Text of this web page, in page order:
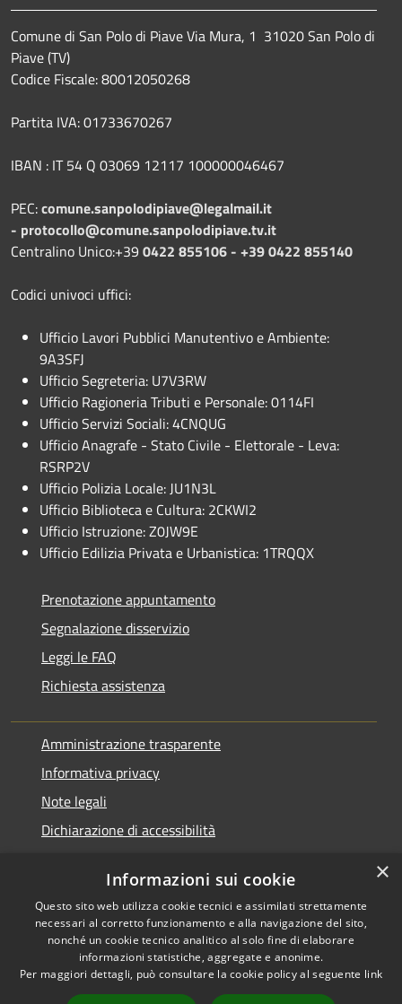
Comune di San Polo di Piave Via Mura, 1 31020 San Polo di
Piave (TV)
Codice Fiscale: 80012050268
Partita IVA: 01733670267
IBAN : IT 54 Q 03069 12117 100000046467
PEC:comune.sanpolodipiave@legalmail.it
- protocollo@comune.sanpolodipiave.tv.it
Centralino Unico:+39 0422 855106 - +39 0422 855140
Codici univoci uffici:
Ufficio Lavori Pubblici Manutentivo e Ambiente:
9A3SFJ
Ufficio Segreteria: U7V3RW
Ufficio Ragioneria Tributi e Personale: 0114FI
Ufficio Servizi Sociali: 4CNQUG
Ufficio Anagrafe - Stato Civile - Elettorale - Leva:
RSRP2V
Ufficio Polizia Locale: JU1N3L
Ufficio Biblioteca e Cultura: 2CKWI2
Ufficio Istruzione: Z0JW9E
Ufficio Edilizia Privata e Urbanistica: 1TRQQX
Prenotazione appuntamento
Segnalazione disservizio
Leggi le FAQ
Richiesta assistenza
Amministrazione trasparente
Informativa privacy
Note legali
Dichiarazione di accessibilità
RSS
Accessibilità
Cookie
Agire per la cittadinanza
digitale
×
Informazioni sui cookie
Questo sito web utilizza cookie tecnici e assimilati strettamente
necessari al corretto funzionamento e alla navigazione del sito,
nonché un cookie tecnico analitico al solo fine di elaborare
informazioni statistiche, aggregate e anonime.
Per maggiori dettagli, può consultare la cookie policy al seguente link